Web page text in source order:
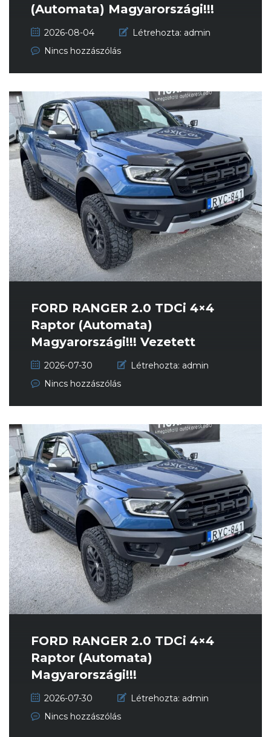
(Automata) Magyarországi!!!
Garantált...
2026-08-04 Létrehozta: admin
Nincs hozzászólás
FORD RANGER 2.0 TDCi 4×4
Raptor (Automata)
Magyarországi!!! Vezetett
szervizköny...
2026-07-30 Létrehozta: admin
Nincs hozzászólás
FORD RANGER 2.0 TDCi 4×4
Raptor (Automata)
Magyarországi!!!
Sérülésmentes!!! Vég...
2026-07-30 Létrehozta: admin
Nincs hozzászólás